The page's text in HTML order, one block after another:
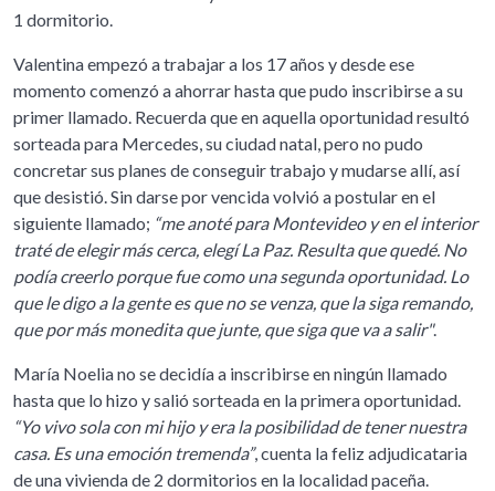
1 dormitorio.
Valentina empezó a trabajar a los 17 años y desde ese
momento comenzó a ahorrar hasta que pudo inscribirse a su
primer llamado. Recuerda que en aquella oportunidad resultó
sorteada para Mercedes, su ciudad natal, pero no pudo
concretar sus planes de conseguir trabajo y mudarse allí, así
que desistió. Sin darse por vencida volvió a postular en el
siguiente llamado; “me anoté para Montevideo y en el interior
traté de elegir más cerca, elegí La Paz. Resulta que quedé. No
podía creerlo porque fue como una segunda oportunidad. Lo
que le digo a la gente es que no se venza, que la siga remando,
que por más monedita que junte, que siga que va a salir".
María Noelia no se decidía a inscribirse en ningún llamado
hasta que lo hizo y salió sorteada en la primera oportunidad.
“Yo vivo sola con mi hijo y era la posibilidad de tener nuestra
casa. Es una emoción tremenda”, cuenta la feliz adjudicataria
de una vivienda de 2 dormitorios en la localidad paceña.